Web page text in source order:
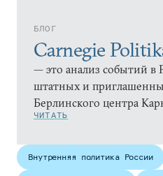
БЛОГ
Carnegie
— это анализ событий в
штатных и
Берлинского центра
ЧИТАТЬ
Внутренняя политика России